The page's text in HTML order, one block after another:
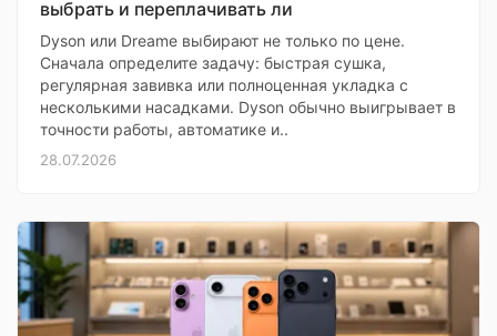
выбрать и переплачивать ли
Dyson или Dreame выбирают не только по цене.
Сначала определите задачу: быстрая сушка,
регулярная завивка или полноценная укладка с
несколькими насадками. Dyson обычно выигрывает в
точности работы, автоматике и..
28.07.2026